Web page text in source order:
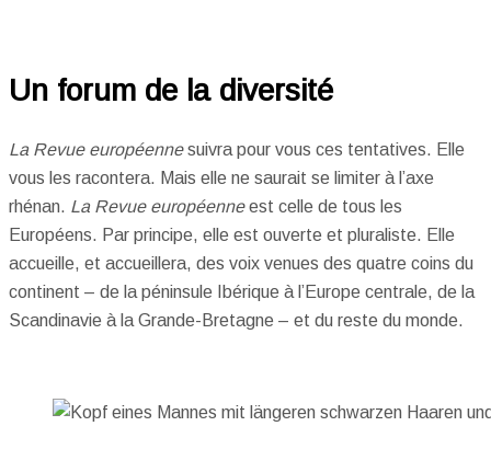
Un forum de la diversité
La Revue européennesuivra pour vous ces tentatives. Elle
vous les racontera. Mais elle ne saurait se limiter à l’axe
rhénan. La Revue européenneest celle de tous les
Européens. Par principe, elle est ouverte et pluraliste. Elle
accueille, et accueillera, des voix venues des quatre coins du
continent – de la péninsule Ibérique à l’Europe centrale, de la
Scandinavie à la Grande-Bretagne – et du reste du monde.